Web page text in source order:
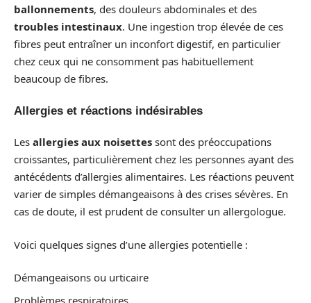
ballonnements, des douleurs abdominales et des
troubles intestinaux. Une ingestion trop élevée de ces
fibres peut entraîner un inconfort digestif, en particulier
chez ceux qui ne consomment pas habituellement
beaucoup de fibres.
Allergies et réactions indésirables
Les allergies aux noisettes sont des préoccupations
croissantes, particulièrement chez les personnes ayant des
antécédents d’allergies alimentaires. Les réactions peuvent
varier de simples démangeaisons à des crises sévères. En
cas de doute, il est prudent de consulter un allergologue.
Voici quelques signes d’une allergies potentielle :
Démangeaisons ou urticaire
Problèmes respiratoires